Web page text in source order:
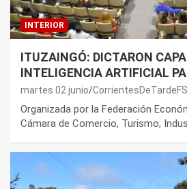
INTERIOR
ITUZAINGÓ: DICTARON
INTELIGENCIA ARTIFICIAL
martes 02 junio CorrientesDeTardeFS
Organizada por la Federación
Cámara de Comercio, Turismo,